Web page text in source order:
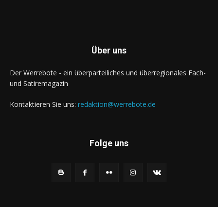
Über uns
Der Werrebote - ein überparteiliches und überregionales Fach-
und Satiremagazin
Kontaktieren Sie uns: redaktion@werrebote.de
Folge uns